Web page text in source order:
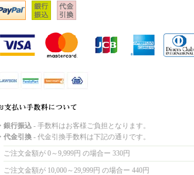
銀行振込 - 手数料はお客様ご負担となります。
代金引換 - 代金引換手数料は下記の通りです。
ご注文金額が 0～9,999円 の場合ー 330円
ご注文金額が 10,000～29,999円 の場合ー 440円